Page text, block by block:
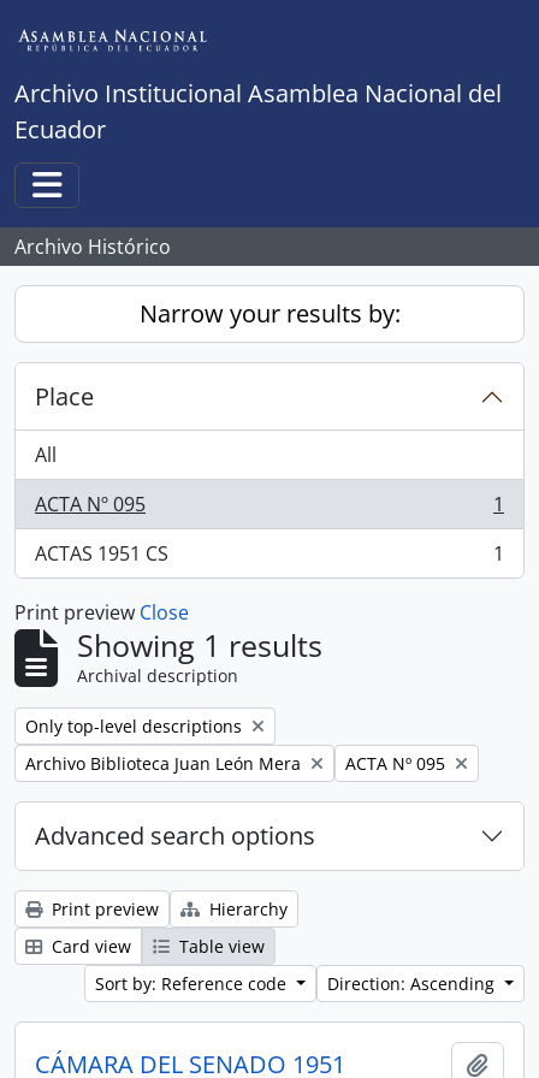
Archivo Institucional Asamblea Nacional del
Ecuador
Toggle navigation
Archivo Histórico
Narrow your results by:
Place
All
ACTA Nº 095
, 1 results
1
ACTAS 1951 CS
, 1 results 1
Print preview Close
Showing 1 results
Archival description
Remove filter:
Only top-level descriptions
Remove filter:
Archivo Biblioteca Juan León Mera Remove filter:
ACTA Nº 095
Advanced search options
Print preview
Hierarchy
Card view
Table view
Sort by: Reference code
Direction: Ascending
CÁMARA DEL SENADO 1951